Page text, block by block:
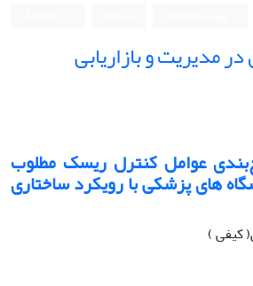
مدیریت و بازاریابی
عوامل کنترل ریسک مطلوب
های پزشکی با رویکرد ساختاری
کیفی )